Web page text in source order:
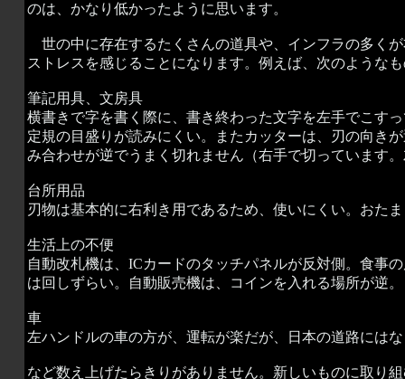
のは、かなり低かったように思います。
世の中に存在するたくさんの道具や、インフラの多く
ストレスを感じることになります。例えば、次のような
筆記用具、文房具
横書きで字を書く際に、書き終わった文字を左手でこす
定規の目盛りが読みにくい。またカッターは、刃の向き
み合わせが逆でうまく切れません（右手で切っています
台所用品
刃物は基本的に右利き用であるため、使いにくい。おた
生活上の不便
自動改札機は、ICカードのタッチパネルが反対側。食事
は回しずらい。自動販売機は、コインを入れる場所が逆。
車
左ハンドルの車の方が、運転が楽だが、日本の道路には
など数え上げたらきりがありません。新しいものに取り